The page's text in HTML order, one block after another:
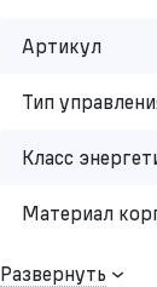
Артикул
Тип
Класс
Материал
Развернуть